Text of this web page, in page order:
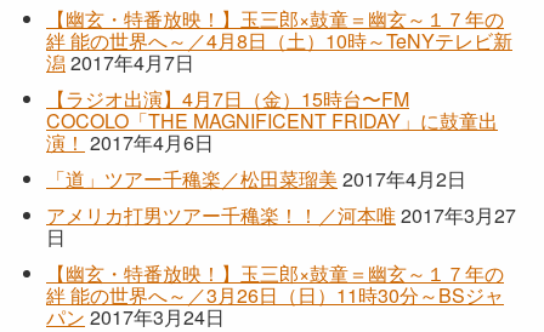
【幽玄・特番放映！】玉三郎×鼓童＝幽玄～１７年の
絆 能の世界へ～／4月8日（土）10時～TeNYテレビ新
潟2017年4月7日
【ラジオ出演】4月7日（金）15時台〜FM
COCOLO「THE MAGNIFICENT FRIDAY」に鼓童出
演！ 2017年4月6日
「道」ツアー千穐楽／松田菜瑠美 2017年4月2日
アメリカ打男ツアー千穐楽！！／河本唯2017年3月27
日
【幽玄・特番放映！】玉三郎×鼓童＝幽玄～１７年の
絆 能の世界へ～／3月26日（日）11時30分～BSジャ
パン 2017年3月24日